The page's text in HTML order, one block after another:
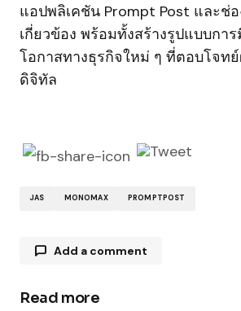
แอปพลิเคชัน Prompt Post และช่
เกี่ยวข้อง พร้อมทั้งสร้างรูปแบบกา
โอกาสทางธุรกิจใหม่ ๆ ที่ตอบโจท
ดิจิทัล
JAS MONOMAX PROMPTPOST
Add a comment
Read more